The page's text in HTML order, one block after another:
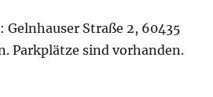
Gelnhauser Straße 2, 60435
Parkplätze sind vorhanden.